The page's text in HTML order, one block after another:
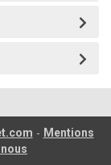
- Mentions